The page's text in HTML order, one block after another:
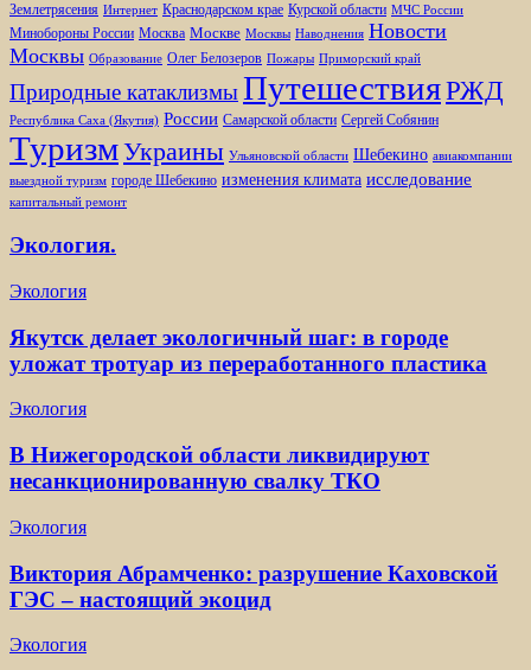
Землетрясения Интернет Краснодарском крае Курской области МЧС России
Минобороны России Москва Москве Москвы Наводнения Новости
Москвы Образование Олег Белозеров Пожары Приморский край
Природные катаклизмыПутешествияРЖД
Республика Саха (Якутия) России Самарской области Сергей Собянин
ТуризмУкраины Ульяновской области Шебекино авиакомпании
выездной туризм городе Шебекино изменения климата исследование
капитальный ремонт
Экология.
Экология
Якутск делает экологичный шаг: в городе
уложат тротуар из переработанного пластика
Экология
В Нижегородской области ликвидируют
несанкционированную свалку ТКО
Экология
Виктория Абрамченко: разрушение Каховской
ГЭС – настоящий экоцид
Экология